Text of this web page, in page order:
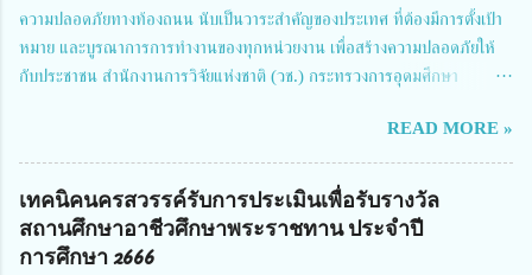
ความปลอดภัยทางท้องถนน นับเป็นวาระสำคัญของประเทศ ที่ต้องมีการตั้งเป้า
หมาย และบูรณาการการทำงานของทุกหน่วยงาน เพื่อสร้างความปลอดภัยให้
กับประชาชน สำนักงานการวิจัยแห่งชาติ (วช.) กระทรวงการอุดมศึกษา
สมาคมวิศวกรรมชีวการแพทย์ไทย จัดการประชุมเผยแพร่ผลการดำเนินงาน
โครงการการวิจัยเชิงปฏิบัติการโดยบูรณาการทุกภาคส่วน เพื่อลดอุบัติเหตุและ
การเสียชีวิตให้สอดคล้องกับเป้าหมายแผนแม่บทฉบับที่ 5 ในวันที่ 22 มีนาคม
2567 โดยมี ดร.วิภารัตน์ ดีอ่อง ผู้อำนวยการสำนักงานการวิจัยแห่งชาติ เป็น
ประธานในพิธีเปิดพร้อมให้นโยบายการผลักดันงานวิจัยเพื่อความปลอดภัยทาง
READ MORE »
เทคนิคนครสวรรค์รับการประเมินเพื่อรับรางวัล
สถานศึกษาอาชีวศึกษาพระราชทาน ประจำปี
การศึกษา 2666